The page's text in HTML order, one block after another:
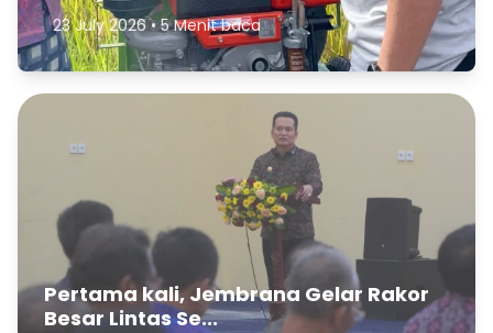
23 July 2026 • 5 Menit baca
Pertama kali, Jembrana Gelar Rakor
Besar Lintas Se...